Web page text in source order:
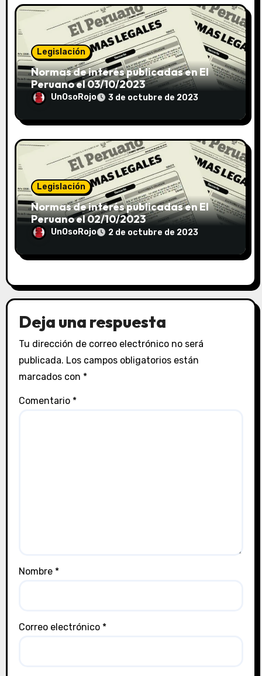
Legislación
Normas de interés publicadas en El
Peruano el 03/10/2023
UnOsoRojo 3 de octubre de 2023
Legislación
Normas de interés publicadas en El
Peruano el 02/10/2023
UnOsoRojo 2 de octubre de 2023
Deja una respuesta
Tu dirección de correo electrónico no será
publicada. Los campos obligatorios están
marcados con *
Comentario *
Nombre *
Correo electrónico *